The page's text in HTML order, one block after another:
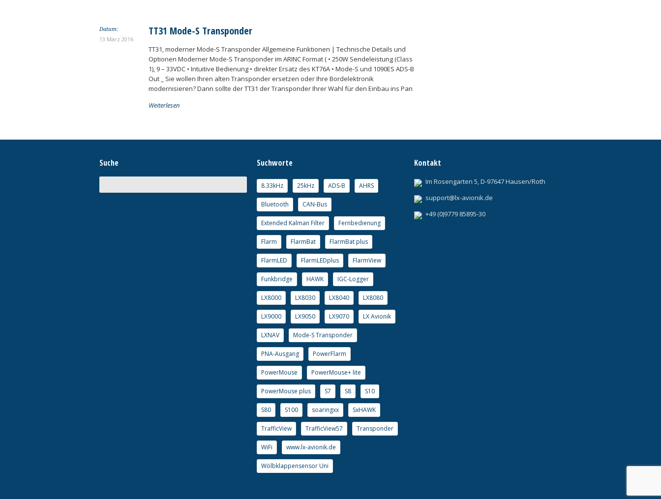
Datum:
13 März 2016
TT31 Mode-S Transponder
TT31, moderner Mode-S Transponder Allgemeine Funktionen | Technische Details und
Optionen Moderner Mode-S Transponder im ARINC Format ( • 250W Sendeleistung (Class
1), 9 – 33VDC • Intuitive Bedienung • direkter Ersatz des KT76A • Mode-S und 1090ES ADS-B
Out _ Sie wollen Ihren alten Transponder ersetzen oder Ihre Bordelektronik
modernisieren? Dann sollte der TT31 der Transponder Ihrer Wahl für den Einbau ins Pan
Weiterlesen
Suche Suchworte
8.33kHz 25kHz ADS-B AHRS
Bluetooth CAN-Bus
Extended Kalman Filter Fernbedienung
Flarm FlarmBat FlarmBat plus
FlarmLED FlarmLEDplus FlarmView
Funkbridge HAWK IGC-Logger
LX8000 LX8030 LX8040 LX8080
LX9000 LX9050 LX9070 LX Avionik
LXNAV Mode-S Transponder
PNA-Ausgang PowerFlarm
PowerMouse PowerMouse+ lite
PowerMouse plus S7 S8 S10
S80 S100 soaringxx SxHAWK
TrafficView TrafficView57 Transponder
WiFi www.lx-avionik.de
Wölbklappensensor Uni
Kontakt
Im Rosengarten 5, D-97647 Hausen/Roth
support@lx-avionik.de
+49 (0)9779 85895-30